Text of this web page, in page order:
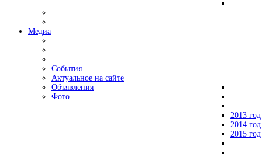
Медиа
События
Актуальное на сайте
Объявления
Фото
2013 год
2014 год
2015 год